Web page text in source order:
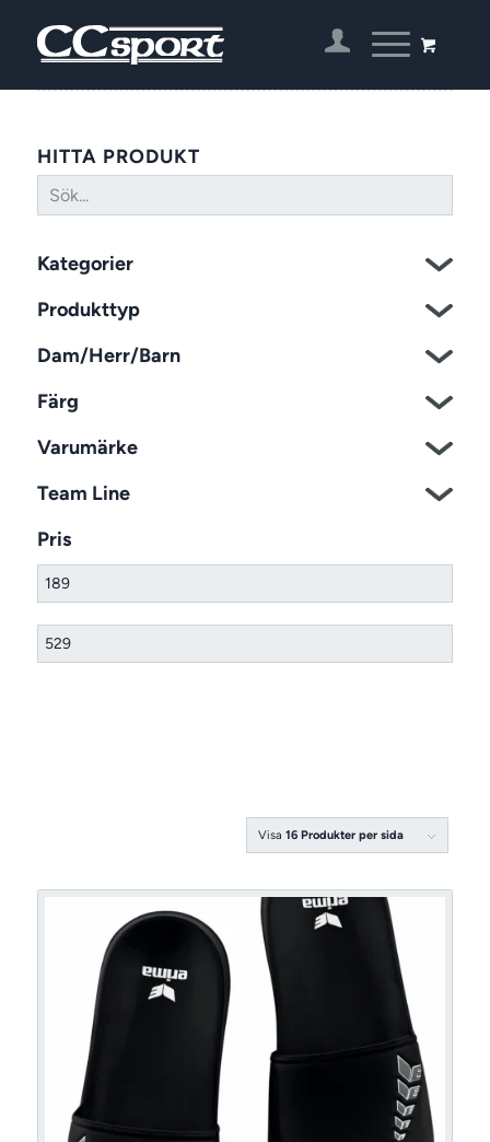
Visa16 Produkter per sida
HITTA PRODUKT
Kategorier
Produkttyp
Dam/Herr/Barn
Färg
Varumärke
Team Line
Pris